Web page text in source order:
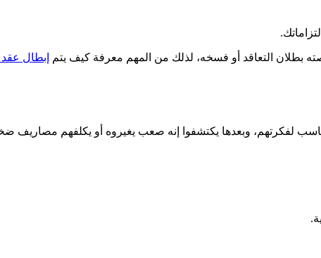
بطلان التعاقد أو فسخه، لذلك من المهم معرفة كيف يتم إبطال
لفكرتهم، وبعدها يكتشفوا إنه صعب يغيروه أو يكلفهم مصاريف